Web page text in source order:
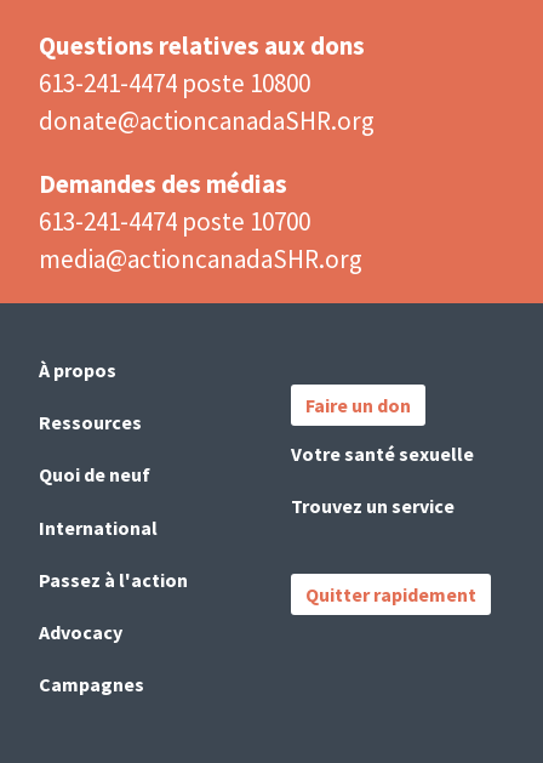
Questions relatives aux dons
613-241-4474 poste 10800
donate@actioncanadaSHR.org
Demandes des médias
613-241-4474 poste 10700
media@actioncanadaSHR.org
Main
navigation
(French)
À propos
Ressources
Quoi de neuf
International
Passez à l'action
Advocacy
Campagnes
Links
Faire un don
Votre santé sexuelle
Trouvez un service
Quitter rapidement